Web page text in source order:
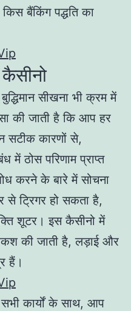
बैंकिंग पद्धति का
सीखना भी क्रम में
की जाती है कि आप हर
सटीक कारणों से,
ठोस परिणाम प्राप्त
करने के बारे में सोचना
से ट्रिगर हो सकता है,
शूटर। इस कैसीनो में
की जाती है, लड़ाई और
हैं।
कार्यों के साथ, आप